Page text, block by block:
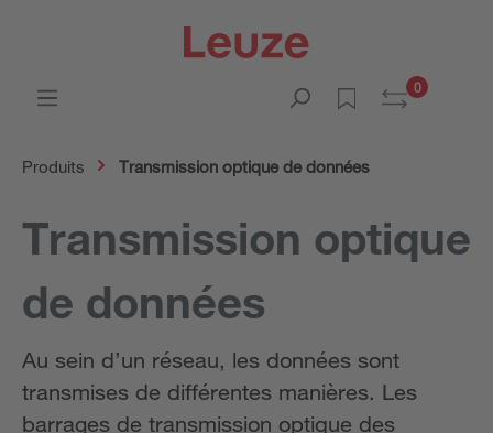
0
Produits Transmission optique de données
Transmission optique
de données
Au sein d’un réseau, les données sont
transmises de différentes manières. Les
barrages de transmission optique des